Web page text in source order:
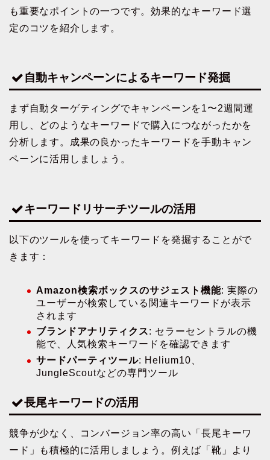
も重要なポイントの一つです。効果的なキーワード選
定のコツを紹介します。
自動キャンペーンによるキーワード発掘
まず自動ターゲティングでキャンペーンを1〜2週間運
用し、どのようなキーワードで購入につながったかを
分析します。成果の良かったキーワードを手動キャン
ペーンに活用しましょう。
キーワードリサーチツールの活用
以下のツールを使ってキーワードを発掘することがで
きます：
Amazon検索ボックスのサジェスト機能: 実際の
ユーザーが検索している関連キーワードが表示
されます
ブランドアナリティクス: セラーセントラルの機
能で、人気検索キーワードを確認できます
サードパーティツール: Helium10、
JungleScoutなどの専門ツール
長尾キーワードの活用
競争が少なく、コンバージョン率の高い「長尾キーワ
ード」も積極的に活用しましょう。例えば「靴」より